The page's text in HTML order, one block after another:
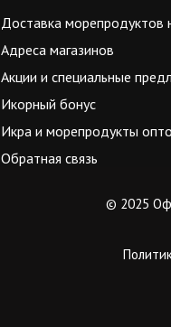
Доставка морепродуктов
Адреса магазинов
Акции и специальные
Икорный бонус
Икра и морепродукты
Обратная связь
© 2025